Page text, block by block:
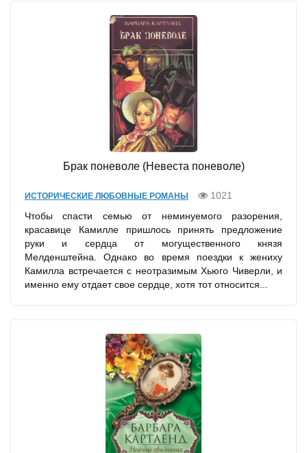
Брак поневоле (Невеста поневоле)
ИСТОРИЧЕСКИЕ ЛЮБОВНЫЕ РОМАНЫ
1021
Чтобы спасти семью от неминуемого разорения,
красавице Камилле пришлось принять предложение
руки и сердца от могущественного князя
Мелденштейна. Однако во время поездки к жениху
Камилла встречается с неотразимым Хьюго Чиверли, и
именно ему отдает свое сердце, хотя тот относится...